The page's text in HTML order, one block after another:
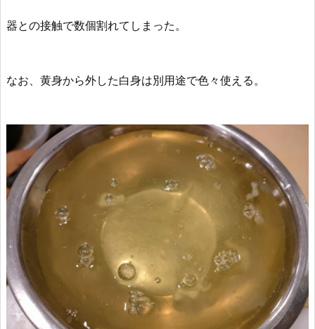
器との接触で数個割れてしまった。
なお、 黄身から外した白身は別用途で色々使える。